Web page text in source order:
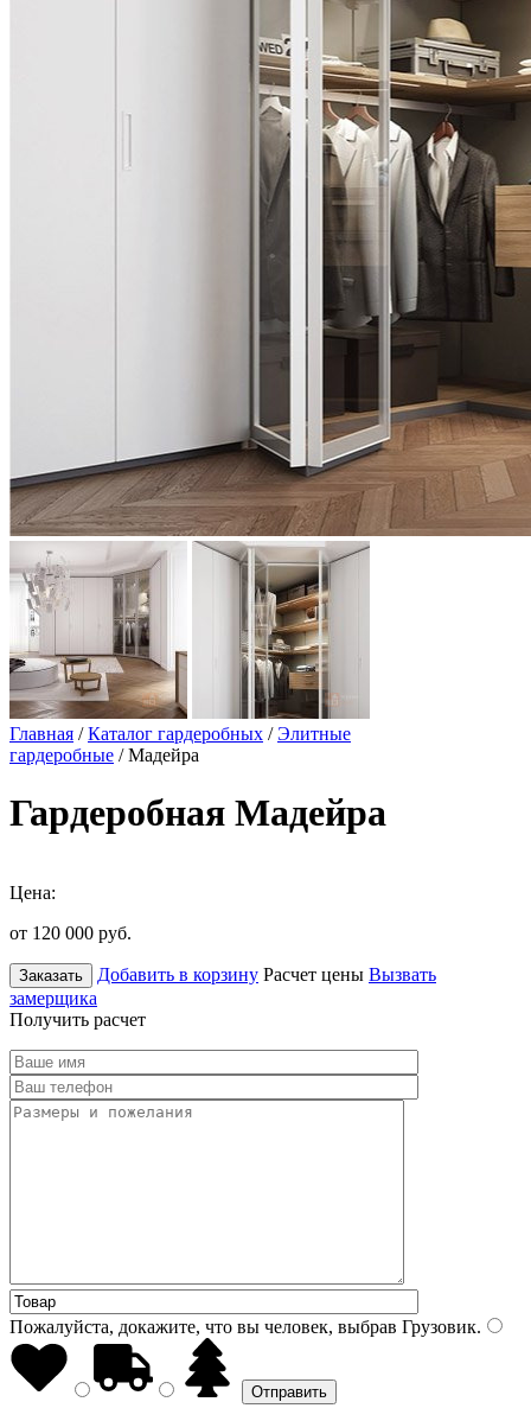
Главная /Каталог гардеробных /Элитные
гардеробные / Мадейра
Гардеробная Мадейра
Цена:
от 120 000 руб.
Заказать Добавить в корзину Расчет цены Вызвать
замерщика
Получить расчет
Пожалуйста, докажите, что вы человек, выбрав Грузовик.